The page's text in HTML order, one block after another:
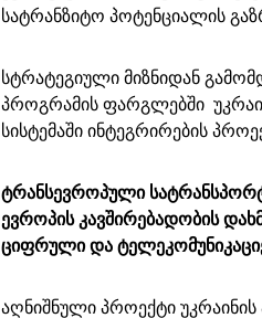
სატრანზიტო პოტენციალის
სტრატეგიული მიზნიდან
პროგრამის ფარგლებში
სისტემაში ინტეგრირების
ტრანსევროპული
ევროპის კავშირებადობის
ციფრული და
აღნიშნული პროექტი